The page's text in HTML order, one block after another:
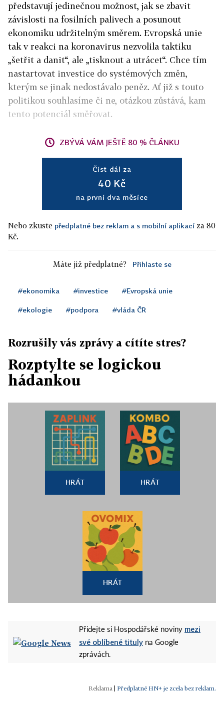
představují jedinečnou možnost, jak se zbavit
závislosti na fosilních palivech a posunout
ekonomiku udržitelným směrem. Evropská unie
tak v reakci na koronavirus nezvolila taktiku
„šetřit a danit“, ale „tisknout a utrácet“. Chce tím
nastartovat investice do systémových změn,
kterým se jinak nedostávalo peněz. Ať již s touto
politikou souhlasíme či ne, otázkou zůstává, kam
tento potenciál směřovat.
ZBÝVÁ VÁM JEŠTĚ 80 % ČLÁNKU
Číst dál za
40 Kč
na první dva měsíce
Nebo zkuste předplatné bez reklam a s mobilní aplikací za 80
Kč.
Máte již předplatné? Přihlaste se
#ekonomika #investice #Evropská unie
#ekologie #podpora #vláda ČR
Rozrušily vás zprávy a cítíte stres?
Rozptylte se logickou
hádankou
HRÁT HRÁT
HRÁT
Přidejte si Hospodářské noviny mezi
své oblíbené tituly na Google
zprávách.
Předplatné HN+ je zcela bez reklam.